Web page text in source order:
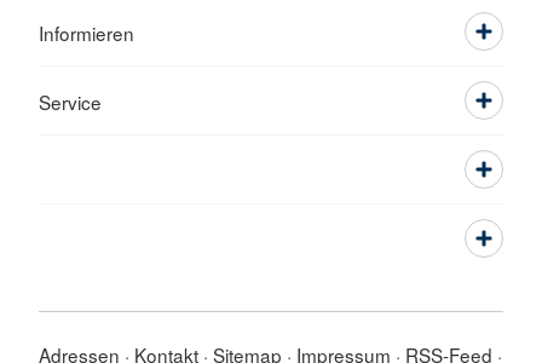
Informieren
Service
Adressen Kontakt Sitemap Impressum RSS-Feed